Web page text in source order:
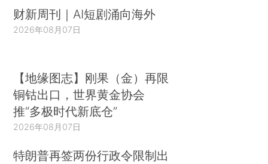
财新周刊｜AI短剧涌向海外
2026年08月07日
【地缘图志】刚果（金）再限
铜钴出口，世界黄金协会
推“多极时代新底仓”
2026年08月07日
特朗普再签两份行政令限制出